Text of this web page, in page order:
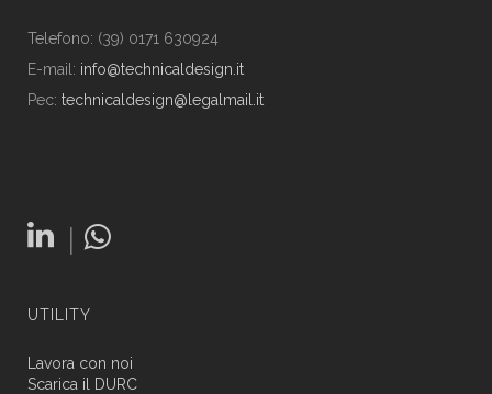
Telefono: (39) 0171 630924
E-mail: info@technicaldesign.it
Pec: technicaldesign@legalmail.it
|
UTILITY
Lavora con noi
Scarica il DURC